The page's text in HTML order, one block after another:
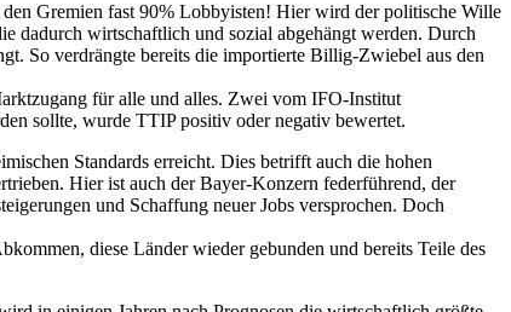
Gremien fast 90% Lobbyisten! Hier wird der politische Wille
dadurch wirtschaftlich und sozial abgehängt werden. Durch
So verdrängte bereits die importierte Billig-Zwiebel aus den
für alle und alles. Zwei vom IFO-Institut
sollte, wurde TTIP positiv oder negativ bewertet.
Standards erreicht. Dies betrifft auch die hohen
Hier ist auch der Bayer-Konzern federführend, der
und Schaffung neuer Jobs versprochen. Doch
diese Länder wieder gebunden und bereits Teile des